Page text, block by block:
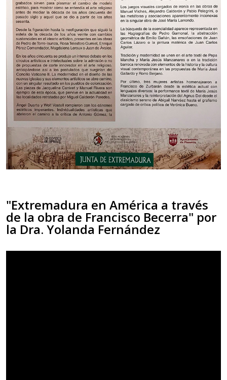
"Extremadura en América a través
de la obra de Francisco Becerra" por
la Dra. Yolanda Fernández